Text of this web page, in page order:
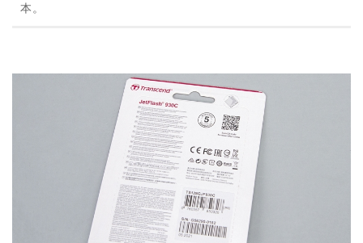
本。